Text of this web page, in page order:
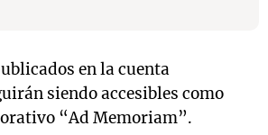
en la cuenta
siendo accesibles como
“Ad Memoriam”.